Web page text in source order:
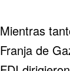
Mientras
Franja de